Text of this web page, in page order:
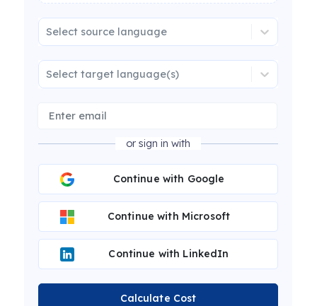
Select source language
Select target language(s)
or sign in with
Continue with Google
Continue with Microsoft
Continue with LinkedIn
Calculate Cost